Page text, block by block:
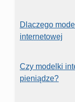
Dlaczego
internetowej
Czy modelki
pieniądze?